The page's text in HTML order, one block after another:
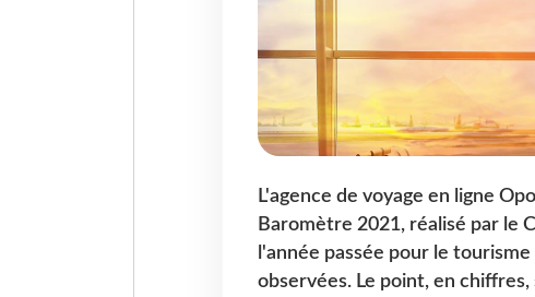
L'agence de voyage en ligne
Baromètre 2021, réalisé par le
l'année passée pour le
observées. Le point, en